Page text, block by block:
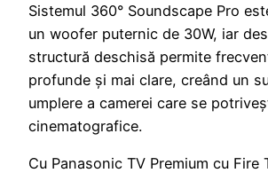
Sistemul 360° Soundscape Pro
un woofer puternic de 30W, iar
structură deschisă permite
profunde și mai clare, creând un
umplere a camerei care se
cinematografice.
Cu Panasonic TV Premium cu Fire